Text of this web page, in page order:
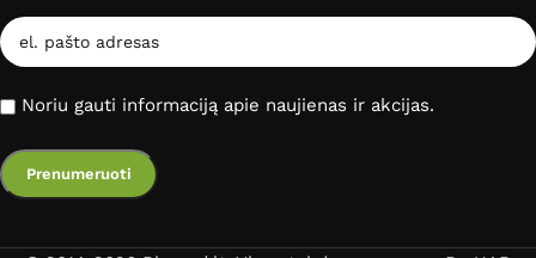
Noriu gauti informaciją apie naujienas ir akcijas.